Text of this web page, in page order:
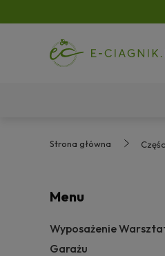
Strona główna
Menu
Wyposażenie
Garażu